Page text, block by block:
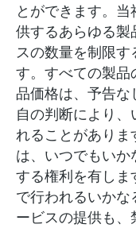
とができます。
供するあらゆる製
スの数量を制限す
す。すべての製品
品価格は、予告な
自の判断により、
れることがありま
は、いつでもいか
する権利を有しま
で行われるいかな
ービスの提供も、